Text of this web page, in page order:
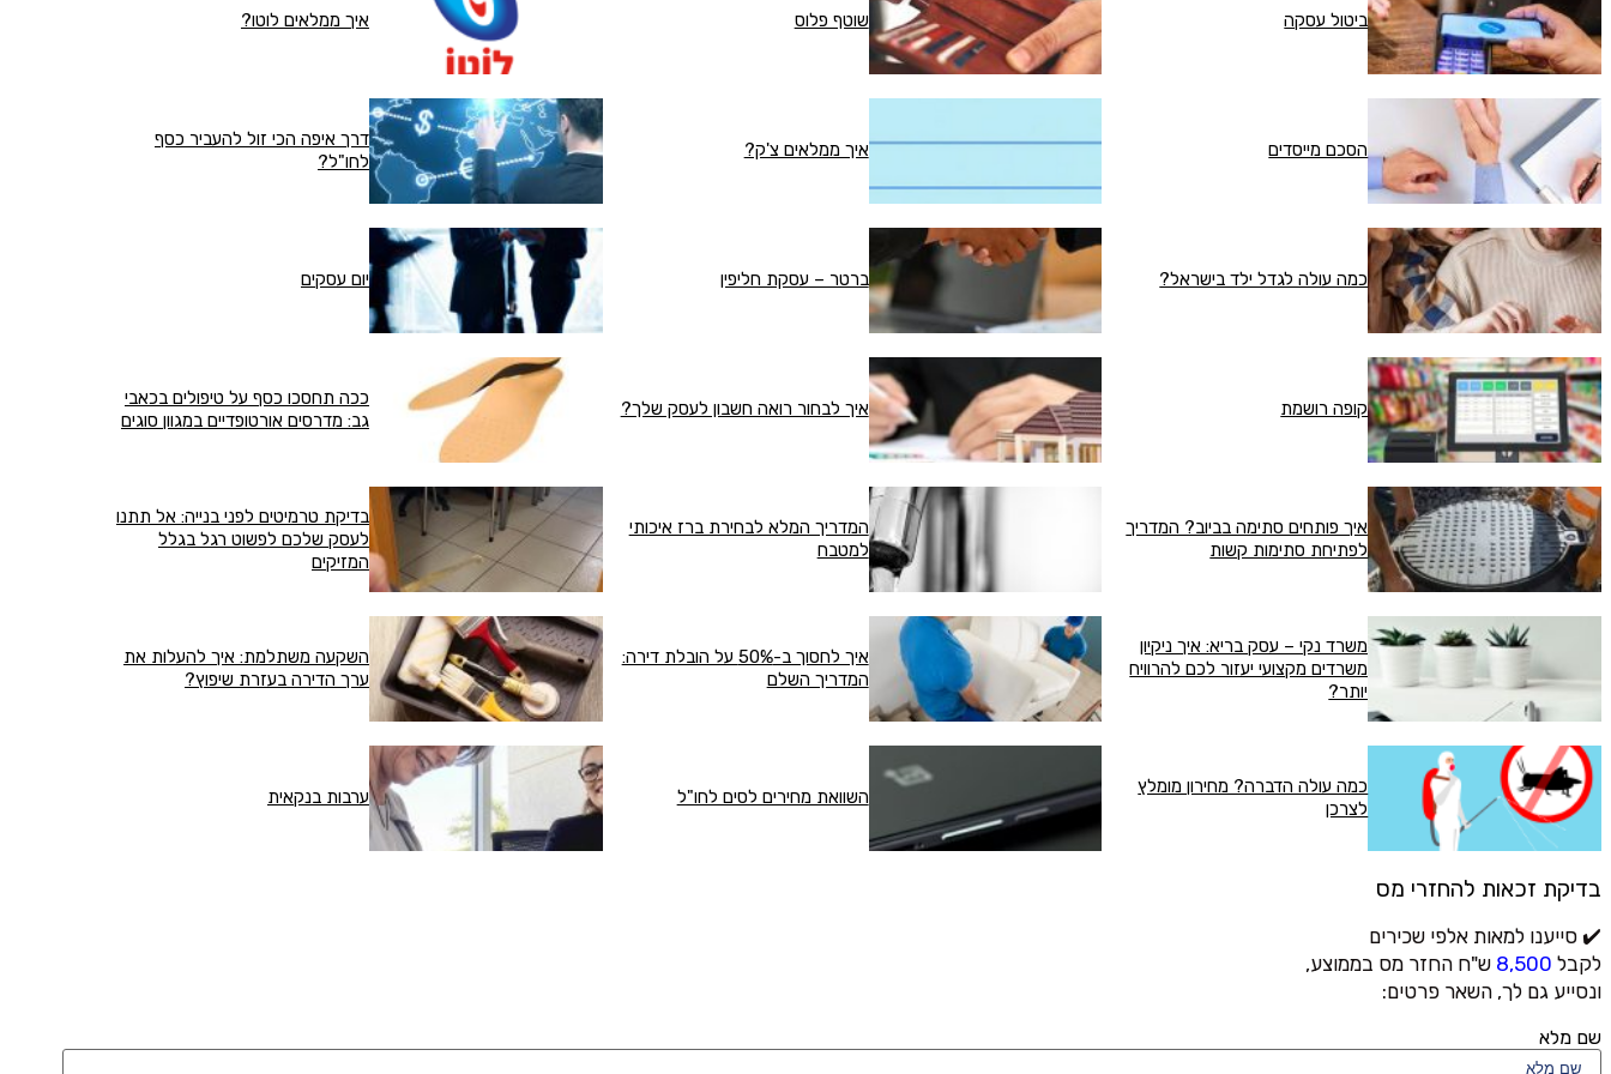
ביטול עסקה שוטף פלוס איך ממלאים לוטו?
הסכם מייסדים איך ממלאים צ'ק?
דרך איפה הכי זול להעביר כסף
לחו"ל?
כמה עולה לגדל ילד בישראל? ברטר – עסקת חליפין יום עסקים
קופה רושמת איך לבחור רואה חשבון לעסק שלך?
ככה תחסכו כסף על טיפולים בכאבי
גב: מדרסים אורטופדיים במגוון סוגים
איך פותחים סתימה בביוב? המדריך
לפתיחת סתימות קשות
המדריך המלא לבחירת ברז איכותי
למטבח
בדיקת טרמיטים לפני בנייה: אל תתנו
לעסק שלכם לפשוט רגל בגלל
המזיקים
משרד נקי – עסק בריא: איך ניקיון
משרדים מקצועי יעזור לכם להרוויח
יותר?
איך לחסוך ב-50% על הובלת דירה:
המדריך השלם
השקעה משתלמת: איך להעלות את
ערך הדירה בעזרת שיפוץ?
כמה עולה הדברה? מחירון מומלץ
לצרכן
השוואת מחירים לסים לחו"ל ערבות בנקאית
בדיקת זכאות להחזרי מס
✔️ סייענו למאות אלפי שכירים
לקבל 8,500 ש"ח החזר מס בממוצע,
ונסייע גם לך, השאר פרטים:
שם מלא